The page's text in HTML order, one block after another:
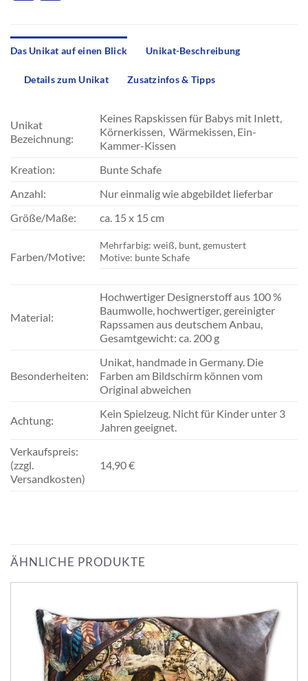
Das Unikat auf einen Blick Unikat-Beschreibung
Details zum Unikat Zusatzinfos & Tipps
Unikat
Bezeichnung:
Keines Rapskissen für Babys mit Inlett,
Körnerkissen, Wärmekissen, Ein-
Kammer-Kissen
Kreation:
Bunte Schafe
Anzahl:
Nur einmalig wie abgebildet lieferbar
Größe/Maße:
ca. 15 x 15 cm
Farben/Motive:
Mehrfarbig: weiß, bunt, gemustert
Motive: bunte Schafe
Material:
Hochwertiger Designerstoff aus 100 %
Baumwolle, hochwertiger, gereinigter
Rapssamen aus deutschem Anbau,
Gesamtgewicht: ca. 200 g
Besonderheiten:
Unikat, handmade in Germany. Die
Farben am Bildschirm können vom
Original abweichen
Achtung:
Kein Spielzeug. Nicht für Kinder unter 3
Jahren geeignet.
Verkaufspreis:
(zzgl.
Versandkosten)
14,90 €
ÄHNLICHE PRODUKTE